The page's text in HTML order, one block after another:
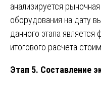
анализируется
оборудования на дату
данного этапа
итогового расчета
Этап 5. Составление